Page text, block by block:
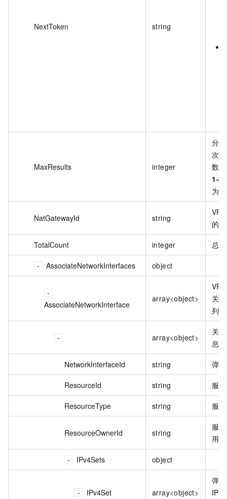
NextToken string
MaxResults integer
分
次
数
为
NatGatewayId string
的
TotalCount integer 总
AssociateNetworkInterfaces object
AssociateNetworkInterface
array<object>
关
列
array<object>
关
息
NetworkInterfaceId string 弹
ResourceId string 服
ResourceType string 服
ResourceOwnerId string
服
用
IPv4Sets object
IPv4Set array<object>
弹